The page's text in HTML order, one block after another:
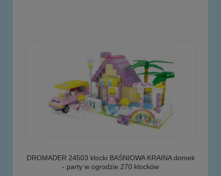
DROMADER 24503 klocki BAŚNIOWA KRAINA domek
- party w ogrodzie 270 klocków